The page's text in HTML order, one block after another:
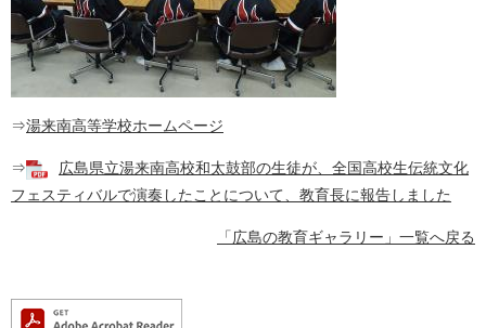
⇒湯来南高等学校ホームページ
⇒
広島県立湯来南高校和太鼓部の生徒が、全国高校生伝統文化
フェスティバルで演奏したことについて、教育長に報告しました
「広島の教育ギャラリー」一覧へ戻る